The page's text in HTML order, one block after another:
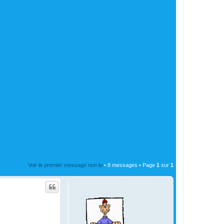
Voir le premier message non lu • 8 messages • Page 1 sur 1